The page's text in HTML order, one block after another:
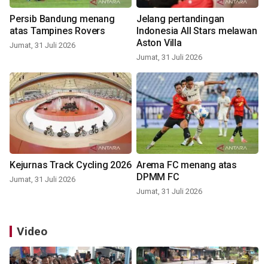
Persib Bandung menang
atas Tampines Rovers
Jumat, 31 Juli 2026
Jelang pertandingan
Indonesia All Stars melawan
Aston Villa
Jumat, 31 Juli 2026
Kejurnas Track Cycling 2026
Jumat, 31 Juli 2026
Arema FC menang atas
DPMM FC
Jumat, 31 Juli 2026
Video